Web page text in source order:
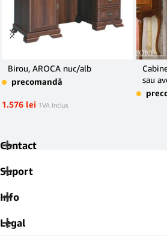
Birou, AROCA nuc/alb
precomandă
1.576 lei TVA Inclus
sau
Contact
Suport
Info
Legal